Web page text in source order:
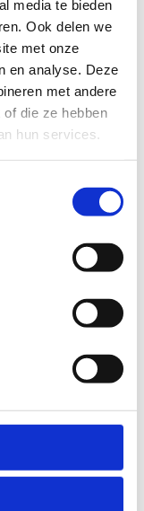
media te bieden
Ook delen we
met onze
en analyse. Deze
met andere
die ze hebben
hun services.